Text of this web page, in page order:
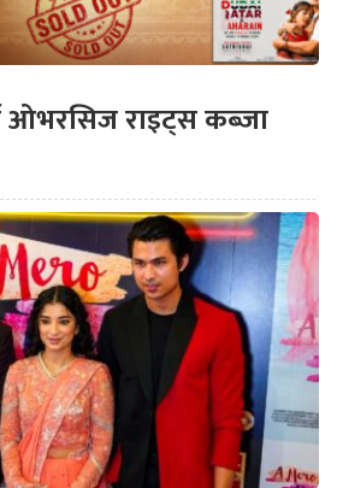
ओभरसिज राइट्स कब्जा